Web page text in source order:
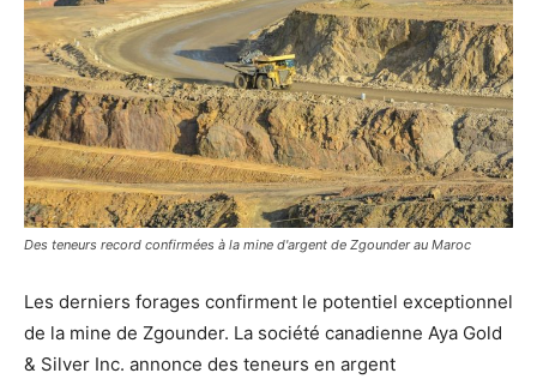
Des teneurs record confirmées à la mine d'argent de Zgounder au Maroc
Les derniers forages confirment le potentiel exceptionnel
de la mine de Zgounder. La société canadienne Aya Gold
& Silver Inc. annonce des teneurs en argent